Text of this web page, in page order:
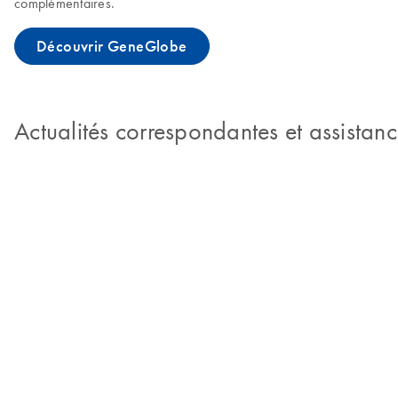
Découvrir GeneGlobe
Actualités correspondantes et